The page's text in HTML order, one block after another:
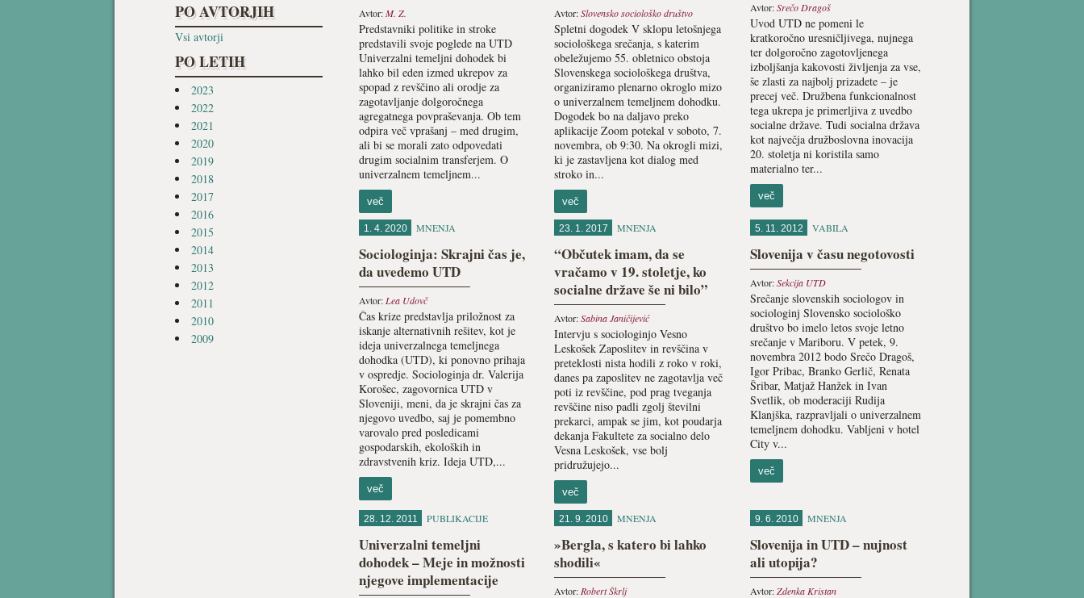
PO AVTORJIH
Vsi avtorji
PO LETIH
2023
2022
2021
2020
2019
2018
2017
2016
2015
2014
2013
2012
2011
2010
2009
Avtor:M. Z.
Predstavniki politike in stroke
predstavili svoje poglede na UTD
Univerzalni temeljni dohodek bi
lahko bil eden izmed ukrepov za
spopad z revščino ali orodje za
zagotavljanje dolgoročnega
agregatnega povpraševanja. Ob tem
odpira več vprašanj – med drugim,
ali bi se morali zato odpovedati
drugim socialnim transferjem. O
univerzalnem temeljnem...
več
Avtor:Slovensko sociološko društvo
Spletni dogodek V sklopu letošnjega
sociološkega srečanja, s katerim
obeležujemo 55. obletnico obstoja
Slovenskega sociološkega društva,
organiziramo plenarno okroglo mizo
o univerzalnem temeljnem dohodku.
Dogodek bo na daljavo preko
aplikacije Zoom potekal v soboto, 7.
novembra, ob 9:30. Na okrogli mizi,
ki je zastavljena kot dialog med
stroko in...
več
Avtor:Srečo Dragoš
Uvod UTD ne pomeni le
kratkoročno uresničljivega, nujnega
ter dolgoročno zagotovljenega
izboljšanja kakovosti življenja za vse,
še zlasti za najbolj prizadete – je
precej več. Družbena funkcionalnost
tega ukrepa je primerljiva z uvedbo
socialne države. Tudi socialna država
kot največja družboslovna inovacija
20. stoletja ni koristila samo
materialno ter...
več
1. 4. 2020 MNENJA
Sociologinja: Skrajni čas je,
da uvedemo UTD
Avtor: Lea Udovč
Čas krize predstavlja priložnost za
iskanje alternativnih rešitev, kot je
ideja univerzalnega temeljnega
dohodka (UTD), ki ponovno prihaja
v ospredje. Sociologinja dr. Valerija
Korošec, zagovornica UTD v
Sloveniji, meni, da je skrajni čas za
njegovo uvedbo, saj je pomembno
varovalo pred posledicami
gospodarskih, ekoloških in
zdravstvenih kriz. Ideja UTD,...
več
23. 1. 2017 MNENJA
“Občutek imam, da se
vračamo v 19. stoletje, ko
socialne države še ni bilo”
Avtor:Sabina Janičijević
Intervju s sociologinjo Vesno
Leskošek Zaposlitev in revščina v
preteklosti nista hodili z roko v roki,
danes pa zaposlitev ne zagotavlja več
poti iz revščine, pod prag tveganja
revščine niso padli zgolj številni
prekarci, ampak se jim, kot poudarja
dekanja Fakultete za socialno delo
Vesna Leskošek, vse bolj
pridružujejo...
več
5. 11. 2012 VABILA
Slovenija v času negotovosti
Avtor:Sekcija UTD
Srečanje slovenskih sociologov in
sociologinj Slovensko sociološko
društvo bo imelo letos svoje letno
srečanje v Mariboru. V petek, 9.
novembra 2012 bodo Srečo Dragoš,
Igor Pribac, Branko Gerlič, Renata
Šribar, Matjaž Hanžek in Ivan
Svetlik, ob moderaciji Rudija
Klanjška, razpravljali o univerzalnem
temeljnem dohodku. Vabljeni v hotel
City v...
več
28. 12. 2011 PUBLIKACIJE
Univerzalni temeljni
dohodek – Meje in možnosti
njegove implementacije
21. 9. 2010 MNENJA
»Bergla, s katero bi lahko
shodili«
Avtor: Robert Škrlj
9. 6. 2010 MNENJA
Slovenija in UTD – nujnost
ali utopija?
Avtor:Zdenka Kristan